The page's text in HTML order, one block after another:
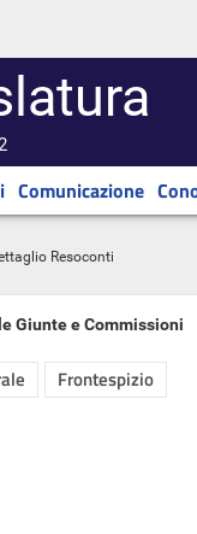
Comunicazione
Resoconti
Giunte e Commissioni
Frontespizio